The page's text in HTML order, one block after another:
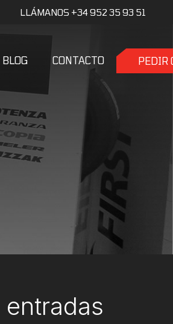
LLÁMANOS +34 952 35 93 51
BLOG CONTACTO PEDIR